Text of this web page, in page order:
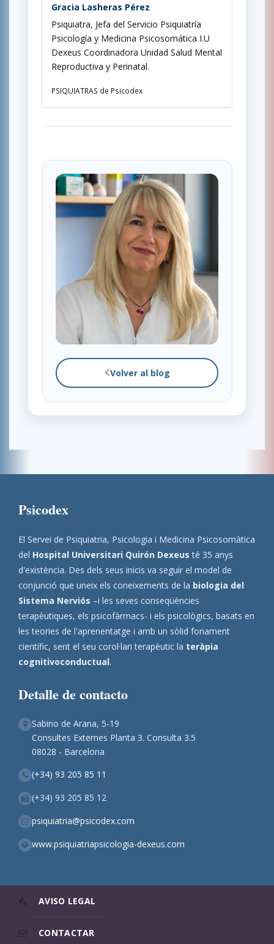
Gracia Lasheras Pérez
Psiquiatra, Jefa del Servicio Psiquiatría
Psicología y Medicina Psicosomática I.U
Dexeus Coordinadora Unidad Salud Mental
Reproductiva y Perinatal.
PSIQUIATRAS de Psicodex
Volver al blog
Psicodex
El Servei de Psiquiatria, Psicologia i Medicina Psicosomàtica
del Hospital Universitari Quirón Dexeus té 35 anys
d'existència. Des dels seus inicis va seguir el model de
conjunció que uneix els coneixements de la biologia del
Sistema Nerviós –i les seves conseqüències
terapèutiques, els psicofàrmacs- i els psicològics, basats en
les teories de l'aprenentatge i amb un sòlid fonament
científic, sent el seu corol·lari terapèutic la teràpia
cognitivoconductual.
Detalle de contacto
Sabino de Arana, 5-19
Consultes Externes Planta 3. Consulta 3.5
08028 - Barcelona
(+34) 93 205 85 11
(+34) 93 205 85 12
psiquiatria@psicodex.com
www.psiquiatriapsicologia-dexeus.com
AVISO LEGAL
CONTACTAR